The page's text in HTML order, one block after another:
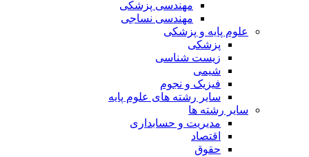
مهندسی پزشکی
مهندسی نساجی
علوم پایه و پزشکی
پزشکی
زیست شناسی
شیمی
فیزیک و نجوم
سایر رشته های علوم پایه
سایر رشته ها
مدیریت و حسابداری
اقتصاد
حقوق